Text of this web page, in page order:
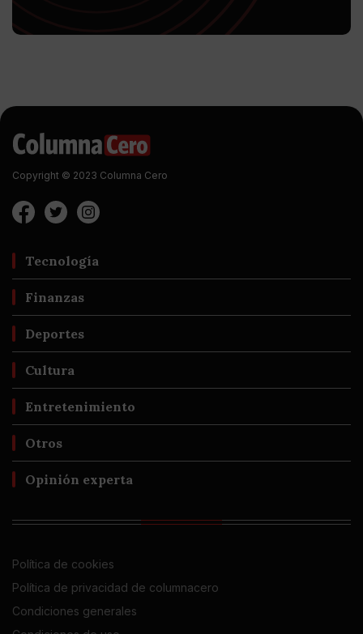
Copyright © 2023 Columna Cero
Tecnología
Finanzas
Deportes
Cultura
Entretenimiento
Otros
Opinión experta
Política de cookies
Política de privacidad de columnacero
Condiciones generales